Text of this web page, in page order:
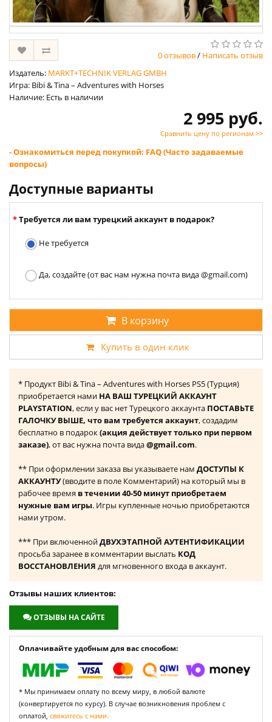
0 отзывов/ Написать отзыв
Издатель: MARKT+TECHNIK VERLAG GMBH
Игра: Bibi & Tina – Adventures with Horses
Наличие: Есть в наличии
2 995 руб.
Сравнить цену по регионам >>
- Ознакомиться перед покупкой: FAQ (Часто задаваемые
вопросы)
Доступные варианты
Требуется ли вам турецкий аккаунт в подарок?
Не требуется
Да, создайте (от вас нам нужна почта вида @gmail.com)
В корзину
Купить в один клик
* Продукт Bibi & Tina – Adventures with Horses PS5 (Турция)
приобретается нами НА ВАШ ТУРЕЦКИЙ АККАУНТ
PLAYSTATION, если у вас нет Турецкого аккаунта ПОСТАВЬТЕ
ГАЛОЧКУ ВЫШЕ, что вам требуется аккаунт, создадим
бесплатно в подарок(акция действует только при первом
заказе), от вас нужна почта вида@gmail.com.
** При оформлении заказа вы указываете нам ДОСТУПЫ К
АККАУНТУ(вводите в поле Комментарий) на который мы в
рабочее время в течении 40-50 минут приобретаем
нужные вам игры. Игры купленные ночью приобретаются
нами утром.
*** При включеннойДВУХЭТАПНОЙ АУТЕНТИФИКАЦИИ
просьба заранее в комментарии выслать КОД
ВОССТАНОВЛЕНИЯ для мгновенного входа в аккаунт.
Отзывы наших клиентов:
ОТЗЫВЫ НА САЙТЕ
Оплачивайте удобным для вас способом:
* Мы принимаем оплату по всему миру, в любой валюте
(конвертируется по курсу). В случае возникновения проблем с
оплатой, свяжитесь с нами.